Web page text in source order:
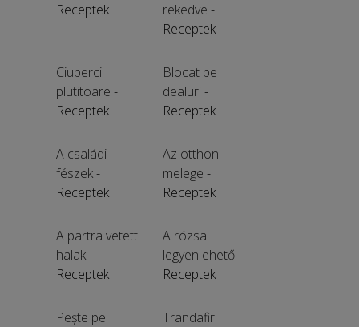
Receptek
rekedve -
Receptek
Ciuperci
plutitoare -
Receptek
Blocat pe
dealuri-
Receptek
A családi
fészek-
Receptek
Az otthon
melege -
Receptek
A partra vetett
halak-
Receptek
A rózsa
legyen ehető-
Receptek
Pește pe
Trandafir